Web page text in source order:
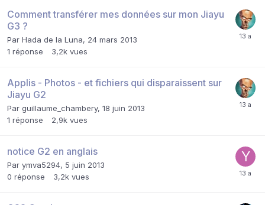
Comment transférer mes données sur mon Jiayu
G3 ?
Par Hada de la Luna, 24 mars 2013
1 réponse 3,2k vues
Applis - Photos - et fichiers qui disparaissent sur
Jiayu G2
Par guillaume_chambery, 18 juin 2013
1 réponse 2,9k vues
notice G2 en anglais
Par ymva5294, 5 juin 2013
0 réponse 3,2k vues